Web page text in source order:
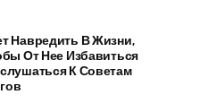
Навредить В Жизни,
От Нее Избавиться
К Советам